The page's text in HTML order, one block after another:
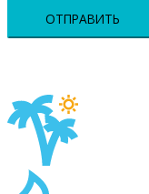
ОТПРАВИТЬ